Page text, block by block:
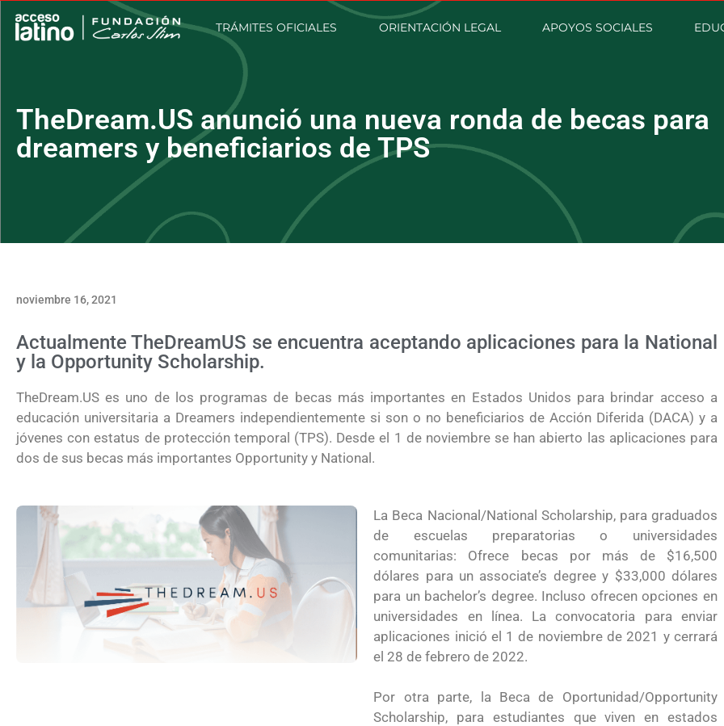
TRÁMITES OFICIALES ORIENTACIÓN LEGAL APOYOS SOCIALES
TheDream.US anunció una nueva ronda de becas para
dreamers y beneficiarios de TPS
noviembre 16, 2021
Actualmente TheDreamUS se encuentra aceptando aplicaciones para la National
y la Opportunity Scholarship.
TheDream.US es uno de los programas de becas más importantes en Estados Unidos para brindar acceso a
educación universitaria a Dreamers independientemente si son o no beneficiarios de Acción Diferida (DACA) y a
jóvenes con estatus de protección temporal (TPS). Desde el 1 de noviembre se han abierto las aplicaciones para
dos de sus becas más importantes Opportunity y National.
La Beca Nacional/National Scholarship, para graduados
de escuelas preparatorias o universidades
comunitarias: Ofrece becas por más de $16,500
dólares para un associate’s degree y $33,000 dólares
para un bachelor’s degree. Incluso ofrecen opciones en
universidades en línea. La convocatoria para enviar
aplicaciones inició el 1 de noviembre de 2021 y cerrará
el 28 de febrero de 2022.
Por otra parte, la Beca de Oportunidad/Opportunity
Scholarship, para estudiantes que viven en estados
¿Cómo inscribirse a Jóvenes Construyendo el
Conoce los cursos de construcción en Capacítate